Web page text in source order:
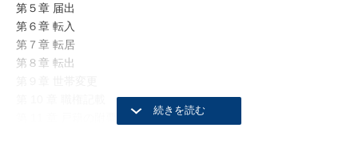
第５章 届出
第６章 転入
第７章 転居
第８章 転出